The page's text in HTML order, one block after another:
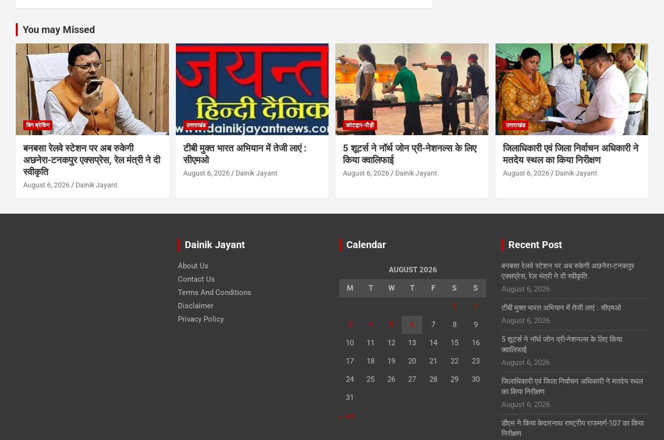
You may Missed
बिग ब्रेकिंग
बनबसा रेलवे स्टेशन पर अब रुकेगी
अछनेरा-टनकपुर एक्सप्रेस, रेल मंत्री ने दी
स्वीकृति
August 6, 2026 Dainik Jayant
उत्तराखंड
टीबी मुक्त भारत अभियान में तेजी लाएं :
सीएमओ
August 6, 2026 Dainik Jayant
कोटद्वार-पौड़ी
5 शूटर्स ने नॉर्थ जोन प्री-नेशनल्स के लिए
किया क्वालिफाई
August 6, 2026 Dainik Jayant
उत्तराखंड
जिलाधिकारी एवं जिला निर्वाचन अधिकारी ने
मतदेय स्थल का किया निरीक्षण
August 6, 2026 Dainik Jayant
Dainik Jayant
About Us
Contact Us
Terms And Conditions
Disclaimer
Privacy Policy
Calendar
AUGUST 2026
M T W T F S S
1 2
3 4 5 6 7 8 9
10 11 12 13 14 15 16
17 18 19 20 21 22 23
24 25 26 27 28 29 30
31
« Jul
Recent Post
बनबसा रेलवे स्टेशन पर अब रुकेगी अछनेरा-टनकपुर
एक्सप्रेस, रेल मंत्री ने दी स्वीकृति
August 6, 2026
टीबी मुक्त भारत अभियान में तेजी लाएं : सीएमओ
August 6, 2026
5 शूटर्स ने नॉर्थ जोन प्री-नेशनल्स के लिए किया
क्वालिफाई
August 6, 2026
जिलाधिकारी एवं जिला निर्वाचन अधिकारी ने मतदेय स्थल
का किया निरीक्षण
August 6, 2026
डीएम ने किया केदारनाथ राष्ट्रीय राजमार्ग-107 का किया
निरीक्षण